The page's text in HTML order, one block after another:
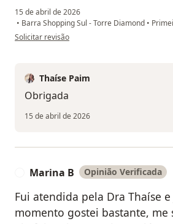
15 de abril de 2026
• Barra Shopping Sul - Torre Diamond •
na opinião do utilizador Marina Miranda
Solicitar revisão
Thaíse Paim
Obrigada
15 de abril de 2026
Marina B Opinião Verificada
Fui atendida pela Dra Thaíse
momento gostei bastante, me